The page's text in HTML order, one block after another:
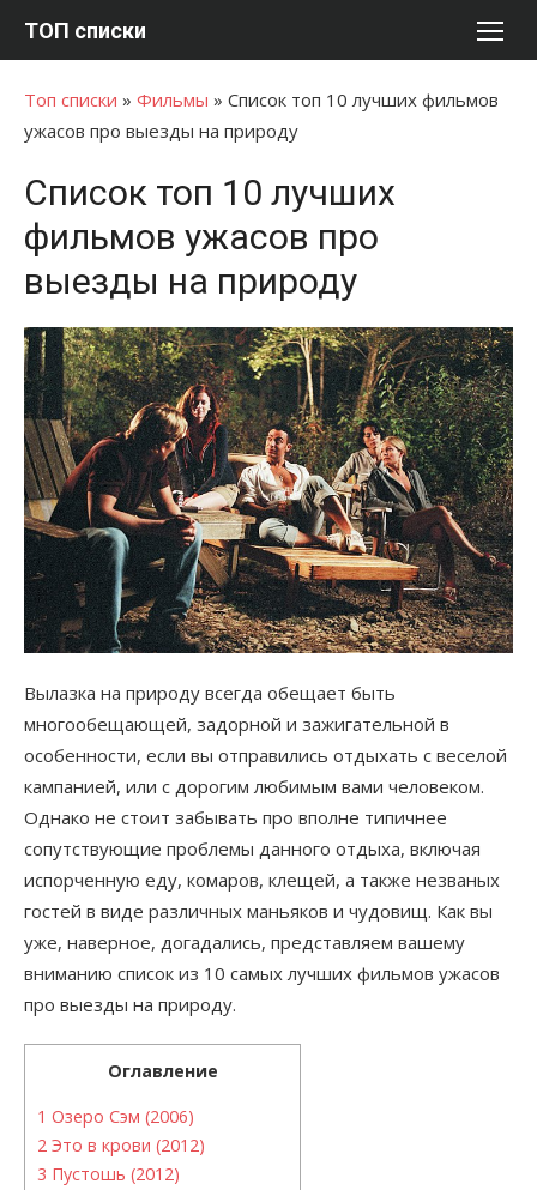
ТОП списки
Топ списки » Фильмы » Список топ 10 лучших фильмов
ужасов про выезды на природу
Список топ 10 лучших
фильмов ужасов про
выезды на природу
Вылазка на природу всегда обещает быть
многообещающей, задорной и зажигательной в
особенности, если вы отправились отдыхать с веселой
кампанией, или с дорогим любимым вами человеком.
Однако не стоит забывать про вполне типичнее
сопутствующие проблемы данного отдыха, включая
испорченную еду, комаров, клещей, а также незваных
гостей в виде различных маньяков и чудовищ. Как вы
уже, наверное, догадались, представляем вашему
вниманию список из 10 самых лучших фильмов ужасов
про выезды на природу.
Оглавление
1 Озеро Сэм (2006)
2 Это в крови (2012)
3 Пустошь (2012)